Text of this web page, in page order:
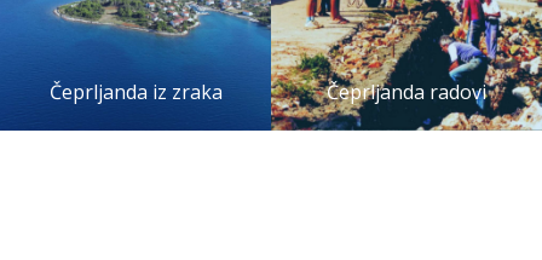
Čeprljanda iz zraka Čeprljanda radovi